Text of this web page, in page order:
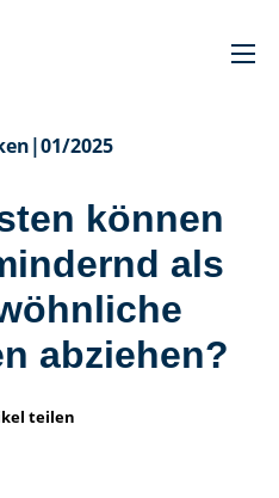
|01/2025
können
als
abziehen?
teilen